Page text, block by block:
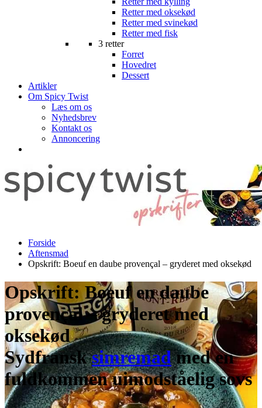
Retter med oksekød
Retter med svinekød
Retter med fisk
3 retter
Forret
Hovedret
Dessert
Artikler
Om Spicy Twist
Læs om os
Nyhedsbrev
Kontakt os
Annoncering
Forside
Aftensmad
Opskrift: Boeuf en daube provençal – gryderet med oksekød
Opskrift: Boeuf en daube
provençal – gryderet med
oksekød
Sydfransksimremadmed en
fuldkommen uimodståelig sovs